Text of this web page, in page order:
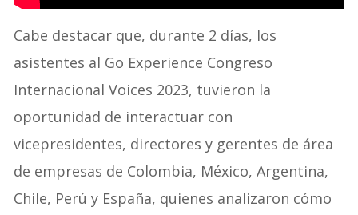
Cabe destacar que, durante 2 días, los
asistentes al Go Experience Congreso
Internacional Voices 2023, tuvieron la
oportunidad de interactuar con
vicepresidentes, directores y gerentes de área
de empresas de Colombia, México, Argentina,
Chile, Perú y España, quienes analizaron cómo